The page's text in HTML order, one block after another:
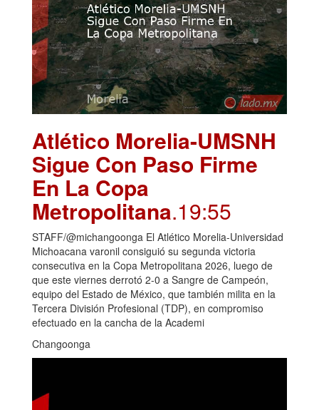
Atlético Morelia-UMSNH
Sigue Con Paso Firme
En La Copa
Metropolitana.19:55
STAFF/@michangoonga El Atlético Morelia-Universidad
Michoacana varonil consiguió su segunda victoria
consecutiva en la Copa Metropolitana 2026, luego de
que este viernes derrotó 2-0 a Sangre de Campeón,
equipo del Estado de México, que también milita en la
Tercera División Profesional (TDP), en compromiso
efectuado en la cancha de la Academi
Changoonga